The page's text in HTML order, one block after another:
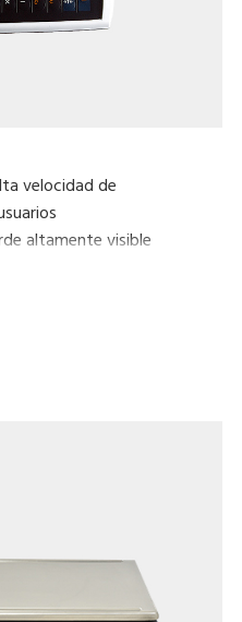
velocidad de
altamente visible
automática con un reloj